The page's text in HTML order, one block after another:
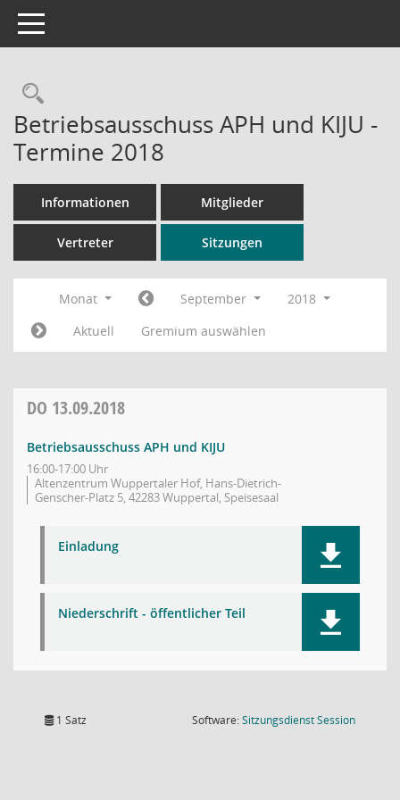
Toggle navigation
Rechercheauswahl
Betriebsausschuss APH und KIJU -
Termine 2018
Informationen Mitglieder
Vertreter Sitzungen
Monat September
2018
Aktuell
Gremium auswählen
DO 13.09.2018
Betriebsausschuss APH und KIJU
16:00-17:00 Uhr
Altenzentrum Wuppertaler Hof, Hans-Dietrich-
Genscher-Platz 5, 42283 Wuppertal, Speisesaal
Einladung
Niederschrift - öffentlicher Teil
1 Satz Software:SitzungsdienstSession(Wird in